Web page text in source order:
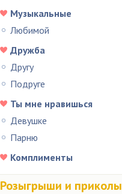
Музыкальные
Любимой
Дружба
Другу
Подруге
Ты мне нравишься
Девушке
Парню
Комплименты
Розыгрыши и приколы